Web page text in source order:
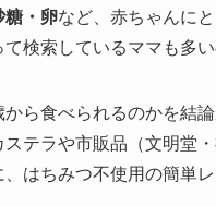
糖・卵など、赤ちゃんに
検索しているママも多い
ら食べられるのかを結
テラや市販品（文明堂
はちみつ不使用の簡単レ